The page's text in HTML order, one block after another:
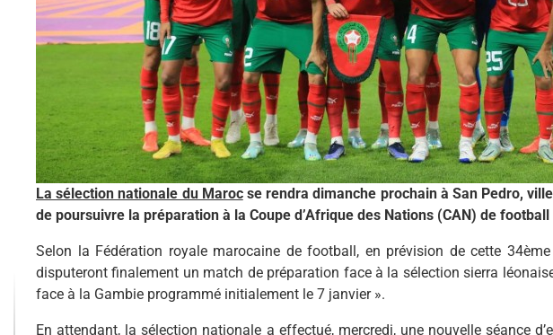
La sélection nationale du Marocse rendra dimanche prochain à San Pedro,
de poursuivre la préparation à la Coupe d’Afrique des Nations (CAN) de
Selon la Fédération royale marocaine de football, en prévision de cette
disputeront finalement un match de préparation face à la sélection sierra
face à la Gambie programmé initialement le 7 janvier ».
En attendant, la sélection nationale a effectué, mercredi, une nouvelle séance